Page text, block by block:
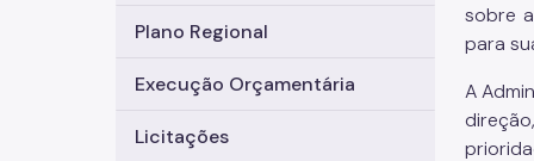
Plano Regional
Execução Orçamentária
Licitações
sobre
para
A